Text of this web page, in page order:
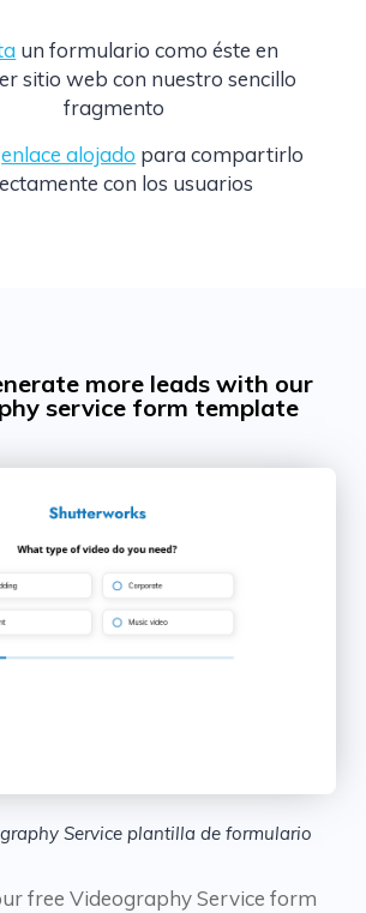
un formulario como éste en
sitio web con nuestro sencillo
fragmento
enlace alojado para compartirlo
con los usuarios
more leads with our
service form template
Service plantilla de formulario
free Videography Service form